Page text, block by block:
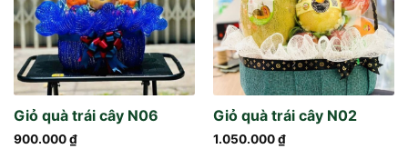
Giỏ quà trái cây N06
900.000₫
Giỏ quà trái cây N02
1.050.000₫